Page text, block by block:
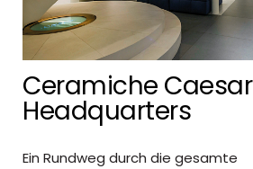
Ceramiche Caesar
Headquarters
Ein Rundweg durch die gesamte